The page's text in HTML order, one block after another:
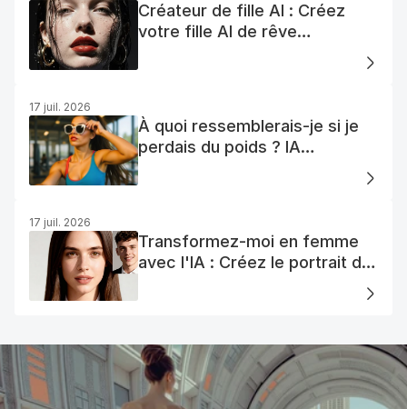
Créateur de fille AI : Créez
votre fille AI de rêve
17 juil. 2026
À quoi ressemblerais-je si je
perdais du poids ? IA
17 juil. 2026
Transformez-moi en femme
avec l'IA : Créez le portrait de